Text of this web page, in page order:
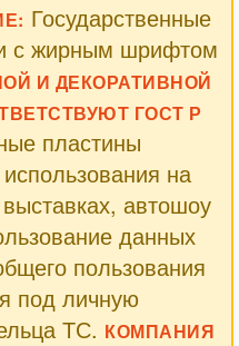
Государственные
с жирным шрифтом
И ДЕКОРАТИВНОЙ
ГОСТ Р
пластины
на
автошоу
данных
пользования
под личную
ТС. КОМПАНИЯ